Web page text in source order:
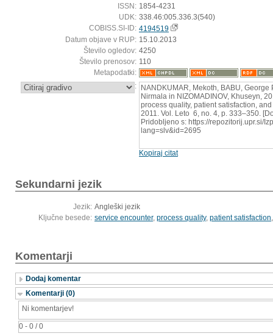
ISSN: 1854-4231
UDK: 338.46:005.336.3(540)
COBISS.SI-ID: 4194519
Datum objave v RUP: 15.10.2013
Število ogledov: 4250
Število prenosov: 110
Metapodatki:
: NANDKUMAR, Mekoth, BABU, George
Nirmala in NIZOMADINOV, Khuseyn,
process quality, patient satisfaction,
2011. Vol. Leto 6, no. 4, p. 333–350.
Pridobljeno s: https://repozitorij.upr.si/
lang=slv&id=2695
Kopiraj citat
Sekundarni jezik
Jezik: Angleški jezik
Ključne besede: service encounter, process quality, patient satisfaction
Komentarji
Dodaj komentar
Komentarji (0)
0 - 0 / 0
Ni komentarjev!